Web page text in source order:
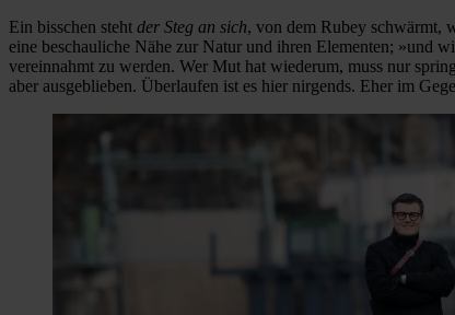
Ein bisschen steht der Steg an sich, von dem Rubey schwärmt,
eine beschauliche Nähe zur Natur und ihren Elementen; »und
vereinnahmt zu werden. Wer Mut hat wiederum, muss nur
aber ausgeblieben. Überlaufen ist es hier nirgends. Eher im